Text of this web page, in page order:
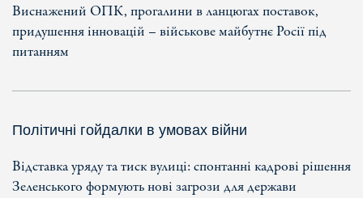
Виснажений ОПК, прогалини в ланцюгах поставок,
придушення інновацій – військове майбутнє Росії під
питанням
Політичні гойдалки в умовах війни
Відставка уряду та тиск вулиці: спонтанні кадрові рішення
Зеленського формують нові загрози для держави